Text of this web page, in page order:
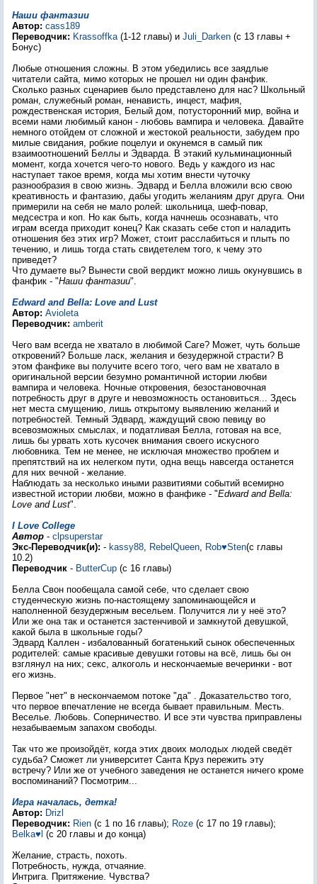
Наши фантазии
Автор: cass189
Переводчик: Krassoffka(1-12 главы) и Juli_Darken (с 13 главы +
Бонус)
Любые отношения сложны. В этом убедились все заядлые
читатели сайта, мимо которых не прошел ни один фанфик.
Сколько разных сценариев было представлено для нас? Школьный
роман, служебный роман, ненависть, инцест, мафия,
рождественская история, Белый дом, потусторонний мир, война и
всеми нами любимый канон - любовь вампира и человека. Давайте
немного отойдем от сложной и жестокой реальности, забудем про
милые свидания, робкие поцелуи и окунемся в самый пик
взаимоотношений Беллы и Эдварда. В этакий кульминационный
момент, когда хочется чего-то нового. Ведь у каждого из нас
наступает такое время, когда мы хотим внести чуточку
разнообразия в свою жизнь. Эдвард и Белла вложили всю свою
креативность и фантазию, дабы угодить желаниям друг друга. Они
примерили на себя не мало ролей: школьница, шеф-повар,
медсестра и коп. Но как быть, когда начнешь осознавать, что
играм всегда приходит конец? Как сказать себе стоп и наладить
отношения без этих игр? Может, стоит расслабиться и плыть по
течению, и лишь тогда стать свидетелем того, к чему это
приведет?
Что думаете вы? Вынести свой вердикт можно лишь окунувшись в
фанфик - "Наши фантазии".
Edward and Bella: Love and Lust
Автор: Avioleta
Переводчик: amberit
Чего вам всегда не хватало в любимой Саге? Может, чуть больше
откровений? Больше ласк, желания и безудержной страсти? В
этом фанфике вы получите всего того, чего вам не хватало в
оригинальной версии безумно романтичной истории любви
вампира и человека. Ночные откровения, безостановочная
потребность друг в друге и невозможность остановиться... Здесь
нет места смущению, лишь открытому выявлению желаний и
потребностей. Темный Эдвард, жаждущий свою певицу во
всевозможных смыслах, и податливая Белла, готовая на все,
лишь бы урвать хоть кусочек внимания своего искусного
любовника. Тем не менее, не исключая множество проблем и
препятствий на их нелегком пути, одна вещь навсегда останется
для них вечной - желание.
Наблюдать за несколько иными развитиями событий всемирно
известной истории любви, можно в фанфике - "Edward and Bella:
Love and Lust".
I Love College
Автор - clpsuperstar
Экс-Переводчик(и): - kassy88, RebelQueen, Rob♥Sten(с главы
10.2)
Переводчик - ButterCup (c 16 главы)
Белла Свон пообещала самой себе, что сделает свою
студенческую жизнь по-настоящему запоминающейся и
наполненной безудержным весельем. Получится ли у неё это?
Или же она так и останется застенчивой и замкнутой девушкой,
какой была в школьные годы?
Эдвард Каллен - избалованный богатенький сынок обеспеченных
родителей: самые красивые девушки готовы на всё, лишь бы он
взглянул на них; секс, алкоголь и нескончаемые вечеринки - вот
его жизнь.
Первое "нет" в нескончаемом потоке "да" . Доказательство того,
что первое впечатление не всегда бывает правильным. Месть.
Веселье. Любовь. Соперничество. И все эти чувства приправлены
незабываемым запахом свободы.
Так что же произойдёт, когда этих двоих молодых людей сведёт
судьба? Сможет ли университет Санта Круз пережить эту
встречу? Или же от учебного заведения не останется ничего кроме
воспоминаний? Посмотрим...
Игра началась, детка!
Автор: Drizl
Переводчик: Rien (с 1 по 16 главы); Roze (с 17 по 19 главы);
Belka♥l (с 20 главы и до конца)
Желание, страсть, похоть.
Потребность, нужда, отчаяние.
Интрига. Притяжение. Чувства?